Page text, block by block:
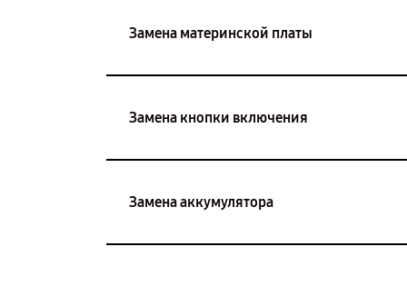
Замена материнской платы
Замена кнопки включения
Замена аккумулятора